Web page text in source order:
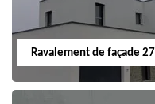
Ravalement de façade 27